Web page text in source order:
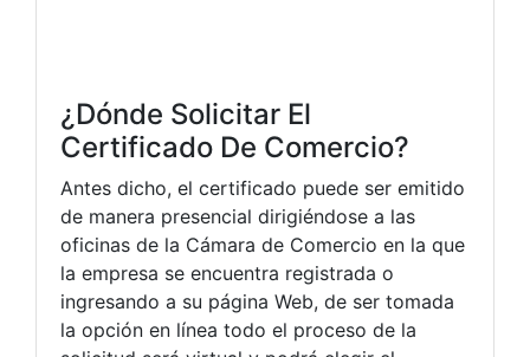
¿Dónde Solicitar El
Certificado De Comercio?
Antes dicho, el certificado puede ser emitido
de manera presencial dirigiéndose a las
oficinas de la Cámara de Comercio en la que
la empresa se encuentra registrada o
ingresando a su página Web, de ser tomada
la opción en línea todo el proceso de la